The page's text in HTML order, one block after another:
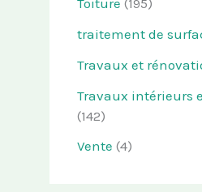
Toiture (195)
traitement de
Travaux et
Travaux intérieurs
(142)
Vente (4)